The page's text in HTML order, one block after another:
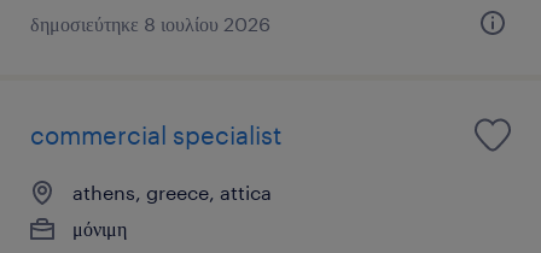
δημοσιεύτηκε 8 ιουλίου 2026
commercial specialist
athens, greece, attica
μόνιμη